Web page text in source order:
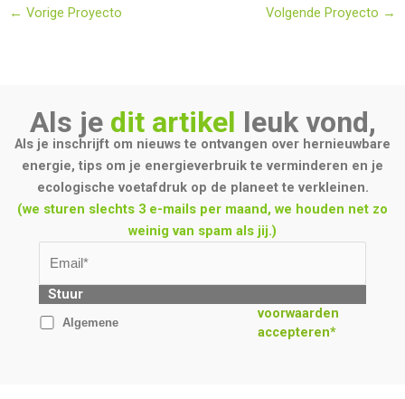
← Vorige Proyecto Volgende Proyecto →
Als je dit artikel leuk vond,
Als je inschrijft om nieuws te ontvangen over hernieuwbare
energie, tips om je energieverbruik te verminderen en je
ecologische voetafdruk op de planeet te verkleinen.
(we sturen slechts 3 e-mails per maand, we houden net zo
weinig van spam als jij.)
Stuur
Algemene
voorwaarden
accepteren*